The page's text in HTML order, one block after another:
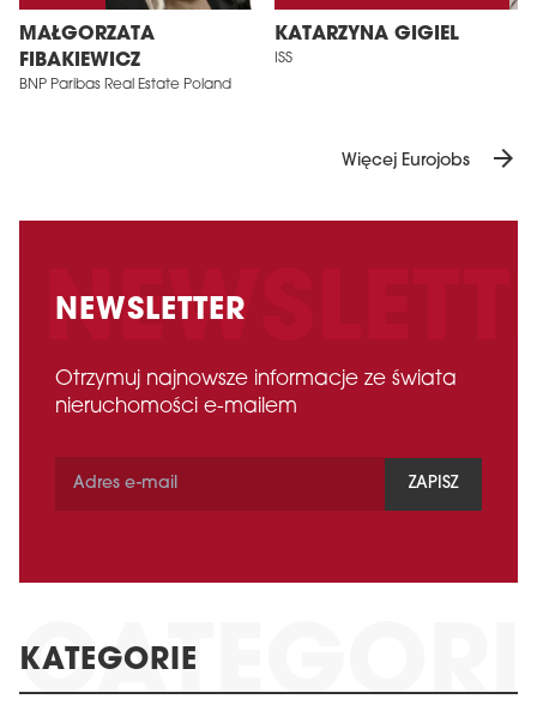
MAŁGORZATA
FIBAKIEWICZ
BNP Paribas Real Estate Poland
KATARZYNA GIGIEL
ISS
Więcej Eurojobs arrow_forward
NEWSLETTER
Otrzymuj najnowsze informacje ze świata
nieruchomości e-mailem
ZAPISZ
KATEGORIE